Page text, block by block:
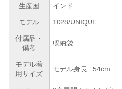
生産国 インド
モデル 1028/UNIQUE
付属品・
備考
収納袋
モデル着
用サイズ
モデル身長 154cm